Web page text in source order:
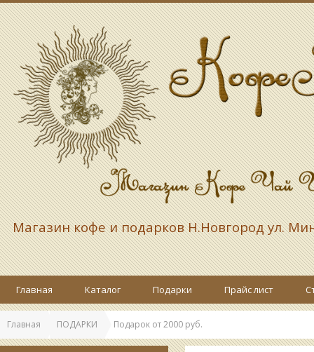
Магазин кофе и подарковН.Новгород ул.
Главная Каталог Подарки Прайс лист
Главная ПОДАРКИ Подарок от 2000 руб.